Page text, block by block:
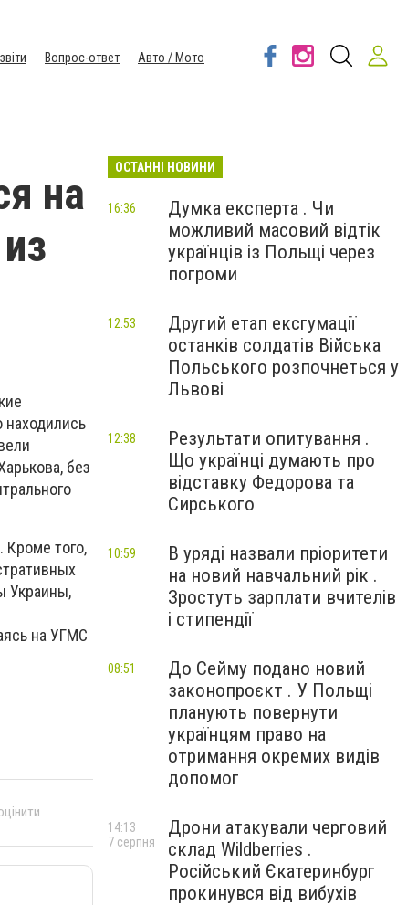
Вопрос-ответ
Авто / Мото
на
без
Кроме того,
Украины,
на УГМС
ОСТАННІ НОВИНИ
Думка експерта . Чи
можливий масовий відтік
українців із Польщі через
погроми
16:36
Другий етап ексгумації
останків солдатів Війська
Польського розпочнеться у
Львові
12:53
Результати опитування .
Що українці думають про
відставку Федорова та
Сирського
12:38
В уряді назвали пріоритети
на новий навчальний рік .
Зростуть зарплати вчителів
і стипендії
10:59
До Сейму подано новий
законопроєкт . У Польщі
планують повернути
українцям право на
отримання окремих видів
допомог
08:51
Дрони атакували черговий
склад Wildberries .
Російський Єкатеринбург
прокинувся від вибухів
14:13
7 серпня